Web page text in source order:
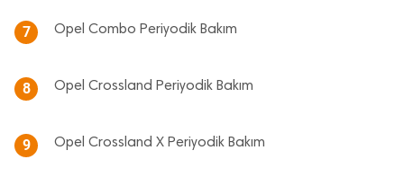
7 Opel Combo Periyodik Bakım
8 Opel Crossland Periyodik Bakım
9 Opel Crossland X Periyodik Bakım